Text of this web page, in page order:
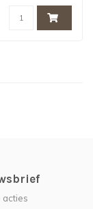
acties